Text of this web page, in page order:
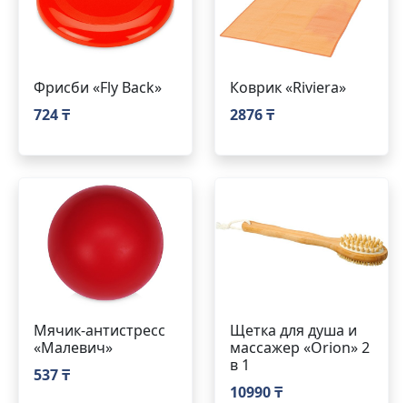
Фрисби «Fly Back»
724 ₸
Коврик «Riviera»
2876 ₸
Мячик-антистресс
«Малевич»
537 ₸
Щетка для душа и
массажер «Orion» 2
в 1
10990 ₸